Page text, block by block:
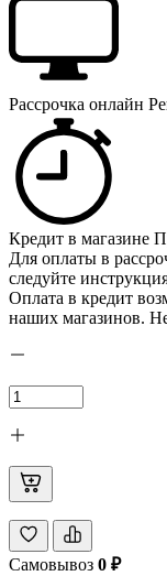
Рассрочка онлайн
Кредит в магазине
Для оплаты в
следуйте
Оплата в кредит
наших магазинов.
Самовывоз 0 ₽